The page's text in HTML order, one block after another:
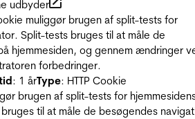
udbyder
muliggør brugen af split-tests for
Split-tests bruges til at måle de
hjemmesiden, og gennem ændringer
forbedringer.
: 1 årType: HTTP Cookie
brugen af split-tests for
til at måle de besøgendes